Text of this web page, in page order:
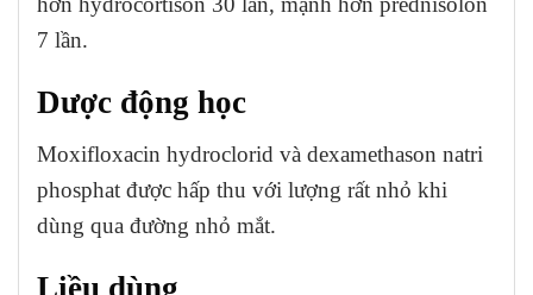
7 lần.
Dược động học
Moxifloxacin hydroclorid và dexamethason natri
phosphat được hấp thu với lượng rất nhỏ khi
dùng qua đường nhỏ mắt.